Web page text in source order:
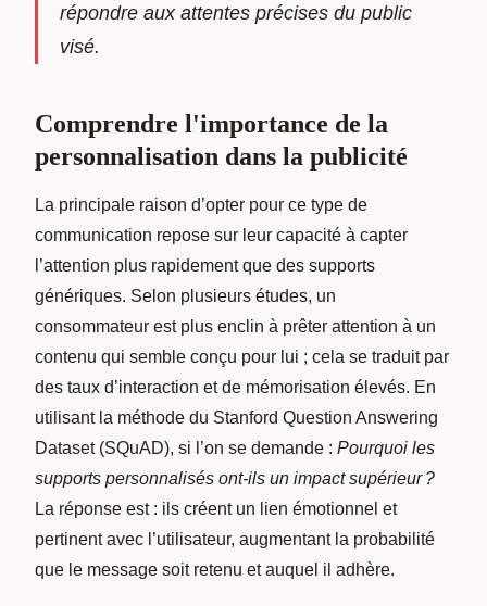
répondre aux attentes précises du public
visé.
Comprendre l'importance de la
personnalisation dans la publicité
La principale raison d’opter pour ce type de
communication repose sur leur capacité à capter
l’attention plus rapidement que des supports
génériques. Selon plusieurs études, un
consommateur est plus enclin à prêter attention à un
contenu qui semble conçu pour lui ; cela se traduit par
des taux d’interaction et de mémorisation élevés. En
utilisant la méthode du Stanford Question Answering
Dataset (SQuAD), si l’on se demande : Pourquoi les
supports personnalisés ont-ils un impact supérieur ?
La réponse est : ils créent un lien émotionnel et
pertinent avec l’utilisateur, augmentant la probabilité
que le message soit retenu et auquel il adhère.